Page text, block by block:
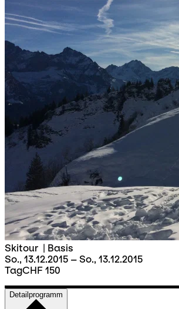
Skitour | Basis
So., 13.12.2015 – So., 13.12.2015
TagCHF 150
Detailprogramm